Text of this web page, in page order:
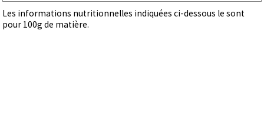
Les informations nutritionnelles indiquées ci-dessous le sont
pour 100g de matière.